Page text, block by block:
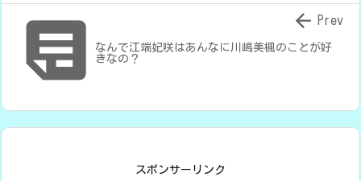
なんで江端妃咲はあんなに川嶋美楓のことが好
きなの？
 Prev
スポンサーリンク